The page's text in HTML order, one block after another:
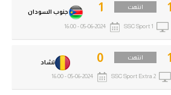
1 انتهت
تشاد 0
SSC Sport Extra 2
05-06-2024 - 16:00
1 انتهت
جنوب السودان 1
SSC Sport 1
05-06-2024 - 16:00